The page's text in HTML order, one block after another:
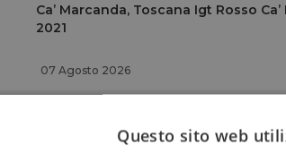
Ca’ Marcanda, Toscana Igt Rosso
2021
07 Agosto 2026
Altemasi, Doc Trento Brut Rosé
Questo sito web